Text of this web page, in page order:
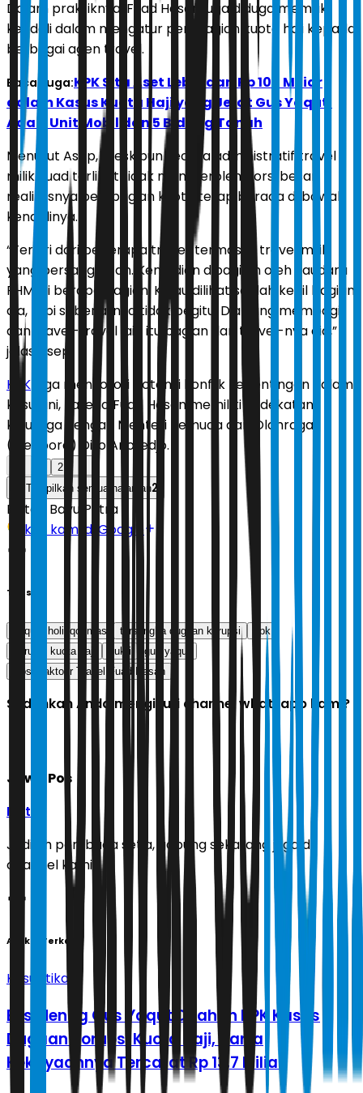
Dalam praktiknya, Fuad Hasan juga diduga memiliki
kendali dalam mengatur pembagian kuota haji kepada
berbagai agen travel.
Baca Juga:KPK Sita Aset Lebih dari Rp 100 Miliar
dalam Kasus Kuota Haji yang Jerat Gus Yaqut,
Ada 4 Unit Mobil dan 5 Bidang Tanah
Menurut Asep, meskipun secara administratif travel
milik Fuad terlihat tidak memperoleh porsi besar,
realitasnya pembagian kuota tetap berada di bawah
kendalinya.
“Terdiri dari beberapa travel, termasuk travel milik
yang bersangkutan. Kemudian dibagilah oleh Saudara
FHM ini berapa bagian. Kalau dilihat seolah kecil bagian
dia, tapi sebenarnya tidak begitu. Dia yang membagi,
dan travel-travel lain itu bagian dari travel-nya dia,”
jelas Asep.
KPK juga menyoroti potensi konflik kepentingan dalam
kasus ini, karena Fuad Hasan memiliki kedekatan
keluarga dengan Menteri Pemuda dan Olahraga
(Menpora) Dito Ariotedjo.
2
Tampilkan semua halaman2
Editor: Bayu Putra
Ikuti kami di Google
Tags
yaqut cholil qoumas tersangka dugaan korupsi
kpk
korupsi kuota haji
bukti
gus yaqut
Bos Maktour Travel Fuad Hasan
Sudahkah Anda mengikuti channel whatsapp kami?
Jawa Pos
Ikuti
Jadilah pembaca setia, gabung sekarang juga di
channel kami!
Artikel Terkait
Kasuistika
Eks Menag Gus Yaqut Ditahan KPK Kasus
Dugaan Korupsi Kuota Haji, Harta
Kekayaannya Tercatat Rp 13,7 Miliar